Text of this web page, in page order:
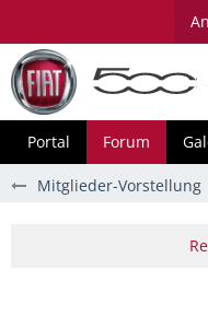
Portal Forum
Mitglieder-Vorstellung